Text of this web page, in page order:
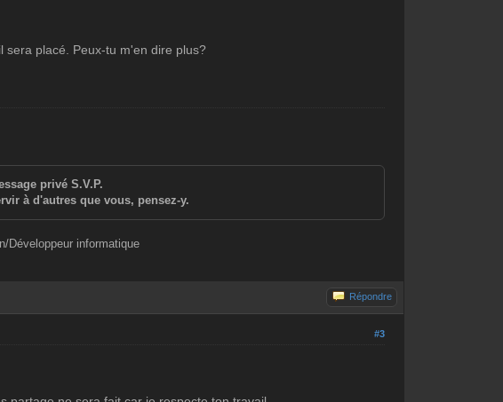
sera placé. Peux-tu m'en dire plus?
privé S.V.P.
à d'autres que vous, pensez-y.
Développeur informatique
Répondre
#3